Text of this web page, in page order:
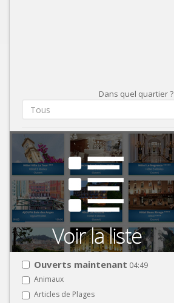
Dans quel quartier ?
Tous
Ouverts maintenant 04:49
Animaux
Articles de Plages